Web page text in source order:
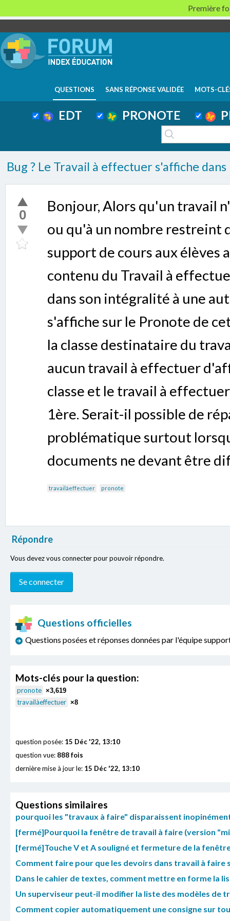
QUESTIONS SANS RÉPONSE VALIDÉE MOTS-
EDT PRONOTE
Bug ? Le Travail à effectuer s'affiche dans
0
Bonjour, Alors qu'un travail
ou qu'à un nombre restreint
support de cours aux élèves
contenu du Travail à
dans son intégralité à une
s'affiche sur le Pronote de
la classe destinataire du
aucun travail à effectuer
classe et le travail à
1ère. Serait-il possible de
problématique surtout
documents ne devant être
travailàeffectuer pronote
Répondre
Vous devez vous connecter pour pouvoir répondre.
Questions officielles
Questions posées et réponses données par l'équipe
Mots-clés pour la question:
pronote ×3,619
travailàeffectuer ×8
question posée: 15 Déc '22, 13:10
question vue: 888 fois
dernière mise à jour le: 15 Déc '22, 13:10
Questions similaires
pourquoi les "travaux à faire" disparaissent
[fermé]Pourquoi la fenêtre de travail à faire (version
[fermé]Touche V et A souligné et fermeture de la
Comment faire pour que les devoirs dans travail à faire
Dans le cahier de textes, comment mettre en forme la
Un superviseur peut-il modifier la liste des modèles de
Comment copier automatiquement une consigne sur
Première